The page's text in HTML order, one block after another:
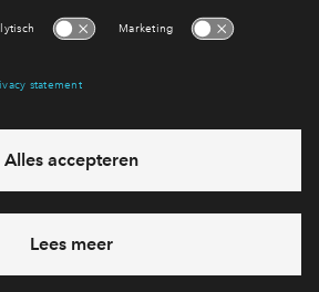
Meld je dan snel aan
eventuele projecten
ik wil mij aanmelden
wil je direct antwoord? Bel ons op